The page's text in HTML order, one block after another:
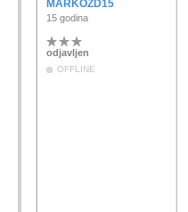
MARKOZD15
15 godina
odjavljen
OFFLINE